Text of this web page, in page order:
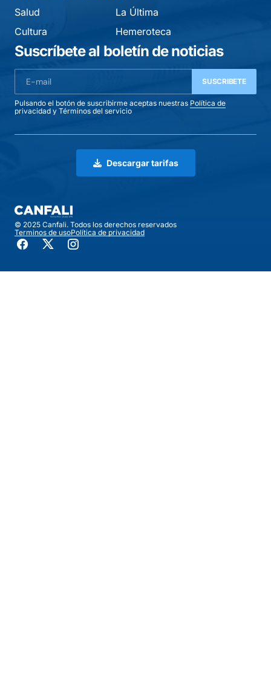
Salud
Cultura
La Última
Hemeroteca
Suscríbete al boletín de noticias
SUSCRIBETE
Pulsando el botón de suscribirme aceptas nuestras Política de
privacidad y Términos del servicio
Descargar tarifas
© 2025 Canfali. Todos los derechos reservados
Terminos de usoPolítica de privacidad